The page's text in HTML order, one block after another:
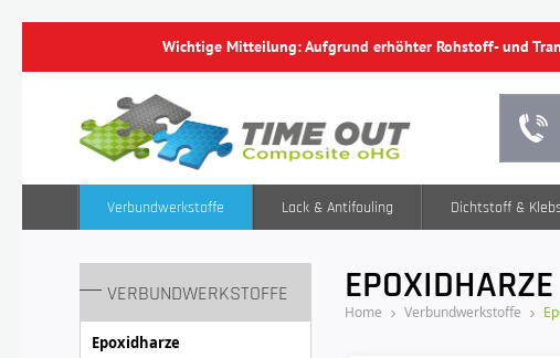
Wichtige Mitteilung: Aufgrund erhöhter Rohstoff- und
Verbundwerkstoffe Lack & Antifouling Dichtstoff &
VERBUNDWERKSTOFFE
Epoxidharze
EPOXIDHARZE
Home Verbundwerkstoffe